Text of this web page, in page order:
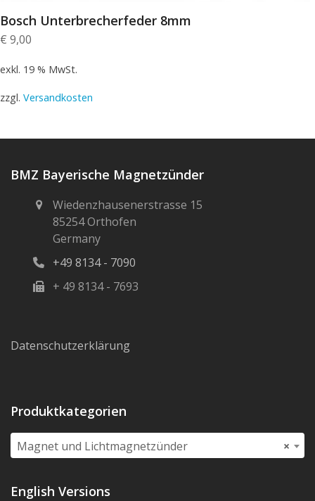
Bosch Unterbrecherfeder 8mm
€ 9,00
exkl. 19 % MwSt.
zzgl. Versandkosten
BMZ Bayerische Magnetzünder
Wiedenzhausenerstrasse 15
85254 Orthofen
Germany
+49 8134 - 7090
+ 49 8134 - 7693
Datenschutzerklärung
Produktkategorien
×
Magnet und Lichtmagnetzünder
English Versions